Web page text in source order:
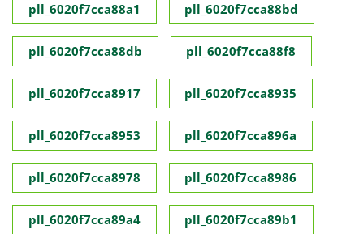
pll_6020f7cca88a1 pll_6020f7cca88bd
pll_6020f7cca88db pll_6020f7cca88f8
pll_6020f7cca8917 pll_6020f7cca8935
pll_6020f7cca8953 pll_6020f7cca896a
pll_6020f7cca8978 pll_6020f7cca8986
pll_6020f7cca89a4 pll_6020f7cca89b1